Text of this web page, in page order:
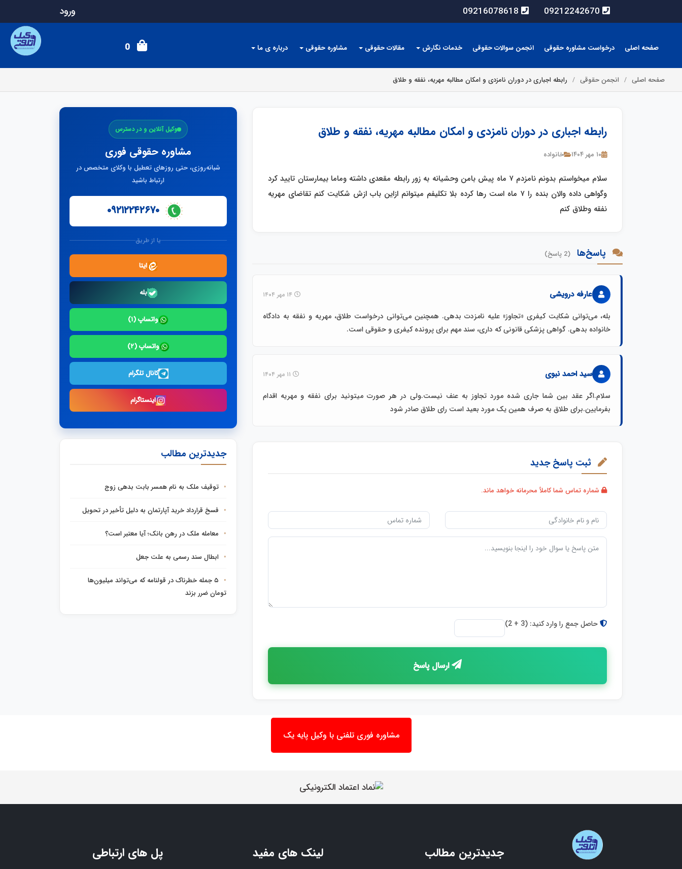
09212242670
09216078618 ورود
صفحه اصلی درخواست مشاوره حقوقی انجمن سوالات حقوقی خدمات نگارش مقالات حقوقی مشاوره حقوقی درباره ی ما 0
صفحه اصلی انجمن حقوقی رابطه اجباری در دوران نامزدی و امکان مطالبه مهریه، نفقه و طلاق
رابطه اجباری در دوران نامزدی و امکان مطالبه مهریه، نفقه و طلاق
۱۰ مهر ۱۴۰۴ خانواده
سلام میخواستم بدونم نامزدم ۷ ماه پیش بامن وحشیانه به زور رابطه مقعدی داشته وماما بیمارستان تایید کرد
وگواهی داده والان بنده را ۷ ماه است رها کرده بلا تکلیفم میتوانم ازاین باب ازش شکایت کنم تقاضای مهریه
نفقه وطلاق کنم
پاسخ‌ها (2 پاسخ)
عارفه درویشی
بله، می‌توانی شکایت کیفری «تجاوز» علیه نامزدت بدهی. همچنین می‌توانی درخواست طلاق، مهریه و نفقه به دادگاه
خانواده بدهی. گواهی پزشکی قانونی که داری، سند مهم برای پرونده کیفری و حقوقی است.
سید احمد نبوی
سلام.اگر عقد بین شما جاری شده مورد تجاوز به عنف نیست.ولی در هر صورت میتونید برای نفقه و مهریه اقدام
بفرمایین.برای طلاق به صرف همین یک مورد بعید است رای طلاق صادر شود
ثبت پاسخ جدید
شماره تماس شما کاملاً محرمانه خواهد ماند.
حاصل جمع را وارد کنید: (3 + 2)
ارسال پاسخ
وکیل آنلاین و در دسترس
مشاوره حقوقی فوری
شبانه‌روزی، حتی روزهای تعطیل با وکلای متخصص در
ارتباط باشید
۰۹۲۱۲۲۴۲۶۷۰
یا از طریق
ایتا
بله
واتساپ (۱)
واتساپ (۲)
کانال تلگرام
اینستاگرام
جدیدترین مطالب
توقیف ملک به نام همسر بابت بدهی زوج
فسخ قرارداد خرید آپارتمان به دلیل تأخیر در تحویل
معامله ملک در رهن بانک؛ آیا معتبر است؟
ابطال سند رسمی به علت جعل
۵ جمله خطرناک در قولنامه که می‌تواند میلیون‌ها
تومان ضرر بزند
مشاوره فوری تلفنی با وکیل پایه یک
جدیدترین مطالب لینک های مفید پل های ارتباطی